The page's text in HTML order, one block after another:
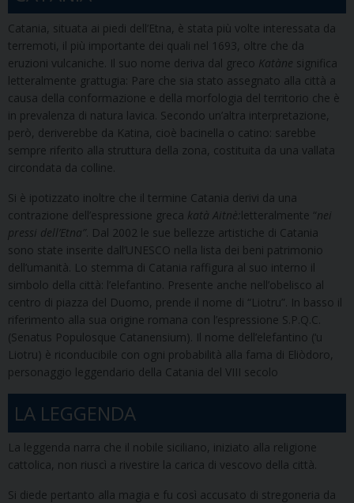
Catania, situata ai piedi dell’Etna, è stata più volte interessata da
terremoti, il più importante dei quali nel 1693, oltre che da
eruzioni vulcaniche. Il suo nome deriva dal greco Katàne significa
letteralmente grattugia: Pare che sia stato assegnato alla città a
causa della conformazione e della morfologia del territorio che è
in prevalenza di natura lavica. Secondo un’altra interpretazione,
però, deriverebbe da Katina, cioè bacinella o catino: sarebbe
sempre riferito alla struttura della zona, costituita da una vallata
circondata da colline.
Si è ipotizzato inoltre che il termine Catania derivi da una
contrazione dell’espressione greca katà Aitnè:letteralmente “nei
pressi dell’Etna”. Dal 2002 le sue bellezze artistiche di Catania
sono state inserite dall’UNESCO nella lista dei beni patrimonio
dell’umanità. Lo stemma di Catania raffigura al suo interno il
simbolo della città: l’elefantino. Presente anche nell’obelisco al
centro di piazza del Duomo, prende il nome di “Liotru”. In basso il
riferimento alla sua origine romana con l’espressione S.P.Q.C.
(Senatus Populosque Catanensium). Il nome dell’elefantino (‘u
Liotru) è riconducibile con ogni probabilità alla fama di Eliòdoro,
personaggio leggendario della Catania del VIII secolo
LA LEGGENDA
La leggenda narra che il nobile siciliano, iniziato alla religione
cattolica, non riuscì a rivestire la carica di vescovo della città.
Si diede pertanto alla magia e fu così accusato di stregoneria da